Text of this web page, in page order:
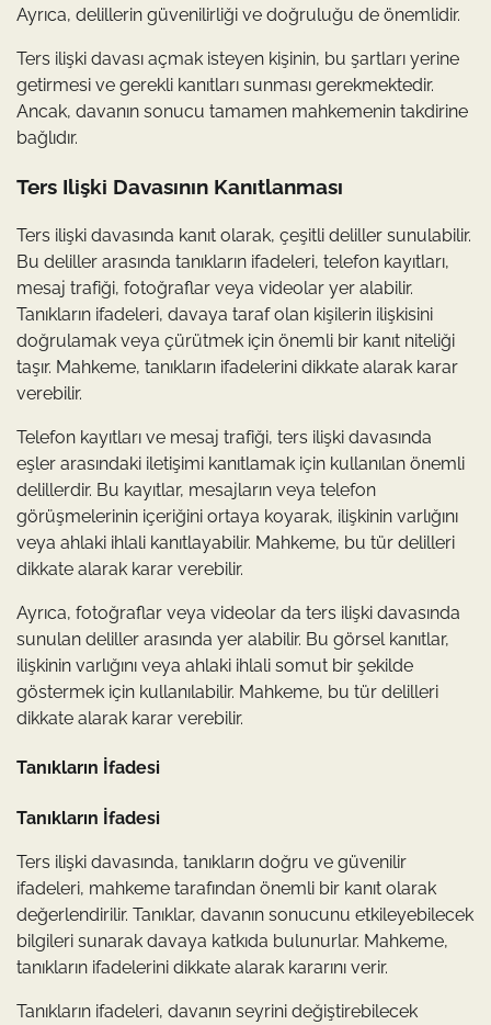
Ayrıca, delillerin güvenilirliği ve doğruluğu de önemlidir.
Ters ilişki davası açmak isteyen kişinin, bu şartları yerine
getirmesi ve gerekli kanıtları sunması gerekmektedir.
Ancak, davanın sonucu tamamen mahkemenin takdirine
bağlıdır.
Ters Ilişki Davasının Kanıtlanması
Ters ilişki davasında kanıt olarak, çeşitli deliller sunulabilir.
Bu deliller arasında tanıkların ifadeleri, telefon kayıtları,
mesaj trafiği, fotoğraflar veya videolar yer alabilir.
Tanıkların ifadeleri, davaya taraf olan kişilerin ilişkisini
doğrulamak veya çürütmek için önemli bir kanıt niteliği
taşır. Mahkeme, tanıkların ifadelerini dikkate alarak karar
verebilir.
Telefon kayıtları ve mesaj trafiği, ters ilişki davasında
eşler arasındaki iletişimi kanıtlamak için kullanılan önemli
delillerdir. Bu kayıtlar, mesajların veya telefon
görüşmelerinin içeriğini ortaya koyarak, ilişkinin varlığını
veya ahlaki ihlali kanıtlayabilir. Mahkeme, bu tür delilleri
dikkate alarak karar verebilir.
Ayrıca, fotoğraflar veya videolar da ters ilişki davasında
sunulan deliller arasında yer alabilir. Bu görsel kanıtlar,
ilişkinin varlığını veya ahlaki ihlali somut bir şekilde
göstermek için kullanılabilir. Mahkeme, bu tür delilleri
dikkate alarak karar verebilir.
Tanıkların İfadesi
Tanıkların İfadesi
Ters ilişki davasında, tanıkların doğru ve güvenilir
ifadeleri, mahkeme tarafından önemli bir kanıt olarak
değerlendirilir. Tanıklar, davanın sonucunu etkileyebilecek
bilgileri sunarak davaya katkıda bulunurlar. Mahkeme,
tanıkların ifadelerini dikkate alarak kararını verir.
Tanıkların ifadeleri, davanın seyrini değiştirebilecek